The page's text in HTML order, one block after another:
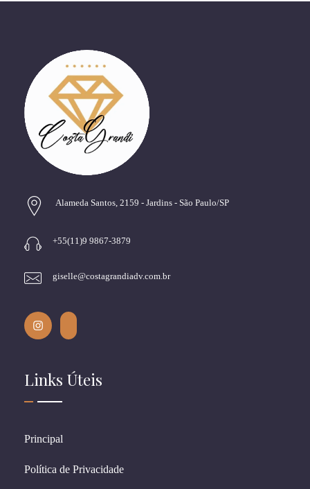
Alameda Santos, 2159 - Jardins - São Paulo/SP
+55(11)9 9867-3879
giselle@costagrandiadv.com.br
Links Úteis
Principal
Política de Privacidade